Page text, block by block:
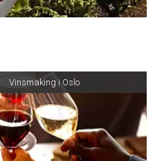
Vinsmaking i Oslo